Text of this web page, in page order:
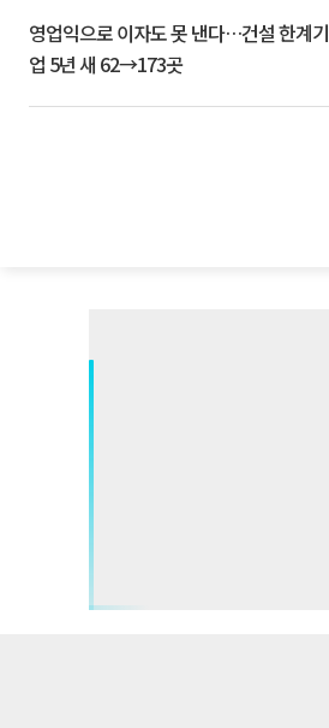
영업익으로 이자도 못 낸다…건설 한계기
업 5년 새 62→173곳